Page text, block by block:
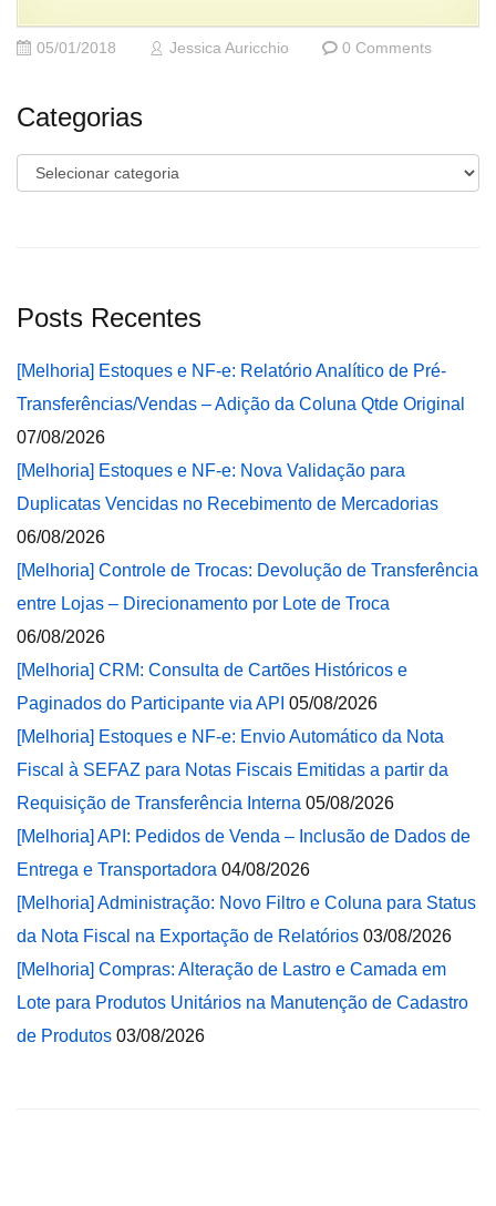
05/01/2018 Jessica Auricchio 0 Comments
Categorias
Categorias
Posts Recentes
[Melhoria] Estoques e NF-e: Relatório Analítico de Pré-
Transferências/Vendas – Adição da Coluna Qtde Original
07/08/2026
[Melhoria] Estoques e NF-e: Nova Validação para
Duplicatas Vencidas no Recebimento de Mercadorias
06/08/2026
[Melhoria] Controle de Trocas: Devolução de Transferência
entre Lojas – Direcionamento por Lote de Troca
06/08/2026
[Melhoria] CRM: Consulta de Cartões Históricos e
Paginados do Participante via API 05/08/2026
[Melhoria] Estoques e NF-e: Envio Automático da Nota
Fiscal à SEFAZ para Notas Fiscais Emitidas a partir da
Requisição de Transferência Interna 05/08/2026
[Melhoria] API: Pedidos de Venda – Inclusão de Dados de
Entrega e Transportadora 04/08/2026
[Melhoria] Administração: Novo Filtro e Coluna para Status
da Nota Fiscal na Exportação de Relatórios 03/08/2026
[Melhoria] Compras: Alteração de Lastro e Camada em
Lote para Produtos Unitários na Manutenção de Cadastro
de Produtos 03/08/2026